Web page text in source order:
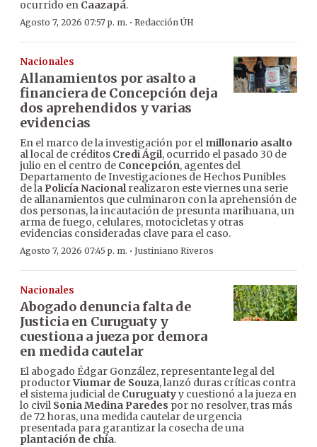
ocurrido en Caazapá.
Agosto 7, 2026 07:57 p. m. · Redacción ÚH
Nacionales
Allanamientos por asalto a
financiera de Concepción deja
dos aprehendidos y varias
evidencias
En el marco de la investigación por el millonario asalto
al local de créditos Credi Ágil, ocurrido el pasado 30 de
julio en el centro de Concepción, agentes del
Departamento de Investigaciones de Hechos Punibles
de la Policía Nacionalrealizaron este viernes una serie
de allanamientos que culminaron con la aprehensión de
dos personas, la incautación de presunta marihuana, un
arma de fuego, celulares, motocicletas y otras
evidencias consideradas clave para el caso.
Agosto 7, 2026 07:45 p. m. · Justiniano Riveros
Nacionales
Abogado denuncia falta de
Justicia en Curuguaty y
cuestiona a jueza por demora
en medida cautelar
El abogado Édgar González, representante legal del
productorViumar de Souza, lanzó duras críticas contra
el sistema judicial de Curuguatyy cuestionó a la jueza en
lo civil Sonia Medina Paredes por no resolver, tras más
de 72 horas, una medida cautelar de urgencia
presentada para garantizar la cosecha de una
plantación de chía.